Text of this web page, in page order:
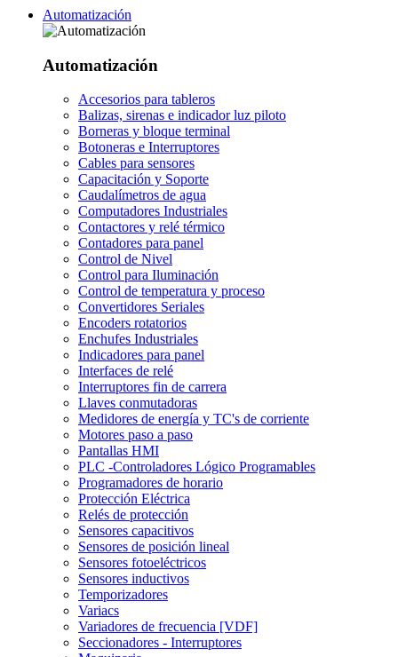
Automatización
Automatización
Accesorios para tableros
Balizas, sirenas e indicador luz piloto
Borneras y bloque terminal
Botoneras e Interruptores
Cables para sensores
Capacitación y Soporte
Caudalímetros de agua
Computadores Industriales
Contactores y relé térmico
Contadores para panel
Control de Nivel
Control para Iluminación
Control de temperatura y proceso
Convertidores Seriales
Encoders rotatorios
Enchufes Industriales
Indicadores para panel
Interfaces de relé
Interruptores fin de carrera
Llaves conmutadoras
Medidores de energía y TC's de corriente
Motores paso a paso
Pantallas HMI
PLC -Controladores Lógico Programables
Programadores de horario
Protección Eléctrica
Relés de protección
Sensores capacitivos
Sensores de posición lineal
Sensores fotoeléctricos
Sensores inductivos
Temporizadores
Variacs
Variadores de frecuencia [VDF]
Seccionadores - Interruptores